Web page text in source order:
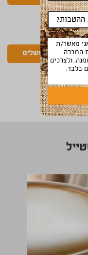
חנויות קפה בירושלים
מאשר/ת
החברה
ולצרכים
בלבד,